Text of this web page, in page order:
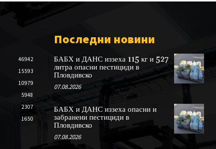
46942
15593
10979
5948
2307
1650
Последни новини
БАБХ и ДАНС иззеха 115 кг и 527
литра опасни пестициди в
Пловдивско
07.08.2026
БАБХ и ДАНС иззеха опасни и
забранени пестициди в
Пловдивско
07.08.2026